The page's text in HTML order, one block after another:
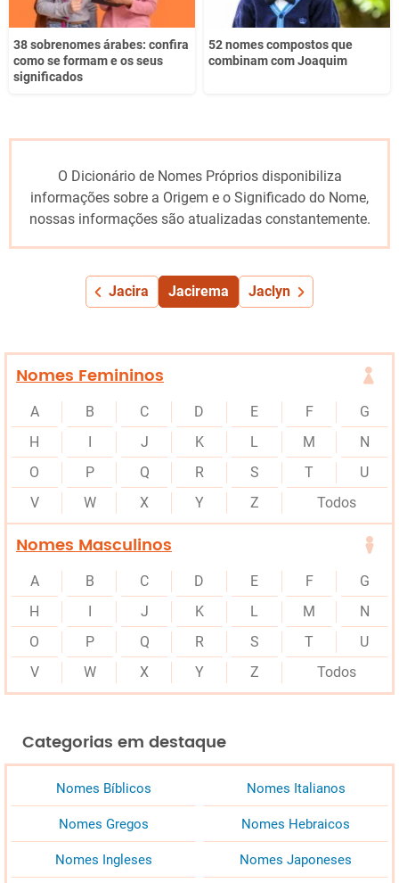
38 sobrenomes árabes: confira
como se formam e os seus
significados
52 nomes compostos que
combinam com Joaquim
O Dicionário de Nomes Próprios disponibiliza
informações sobre a Origem e o Significado do Nome,
nossas informações são atualizadas constantemente.
Jacira Jacirema Jaclyn
Nomes Femininos
A B C D E F
G
H
J K L M
N
O
P Q R S T
U
V
W X Y Z Todos
Nomes Masculinos
A B C D E F
G
H
J K L M
N
O
P Q R S T
U
V
W X Y Z Todos
Categorias em destaque
Nomes Bíblicos Nomes Italianos
Nomes Gregos Nomes Hebraicos
Nomes Ingleses Nomes Japoneses